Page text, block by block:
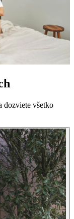
dozviete všetko